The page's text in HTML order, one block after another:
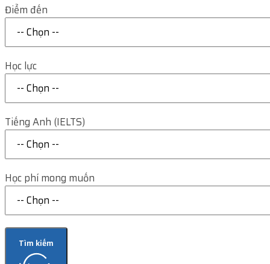
Điểm đến
Học lực
Tiếng Anh (IELTS)
Học phí mong muốn
Tìm kiếm